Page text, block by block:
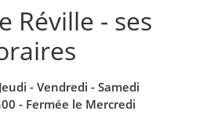
Réville - ses
- Vendredi - Samedi
- Fermée le Mercredi